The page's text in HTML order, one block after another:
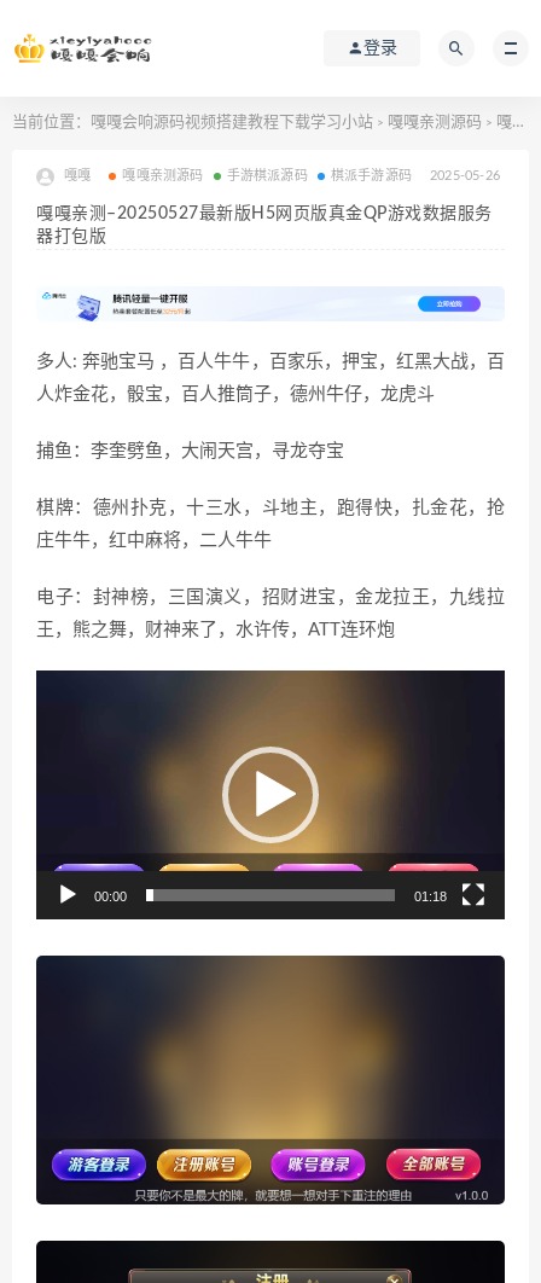
登录
当前位置： 嘎嘎会响源码视频搭建教程下载学习小站 > 嘎嘎亲测源码 > 嘎嘎亲测–20250527最新版H5网页版真金QP游戏数据服务器打包版
嘎嘎 嘎嘎亲测源码 手游棋派源码 棋派手游源码 2025-05-26
嘎嘎亲测–20250527最新版H5网页版真金QP游戏数据服务
器打包版
多人: 奔驰宝马 ，百人牛牛，百家乐，押宝，红黑大战，百
人炸金花，骰宝，百人推筒子，德州牛仔，龙虎斗
捕鱼：李奎劈鱼，大闹天宫，寻龙夺宝
棋牌：德州扑克，十三水，斗地主，跑得快，扎金花，抢
庄牛牛，红中麻将，二人牛牛
电子：封神榜，三国演义，招财进宝，金龙拉王，九线拉
王，熊之舞，财神来了，水许传，ATT连环炮
00:00 01:18